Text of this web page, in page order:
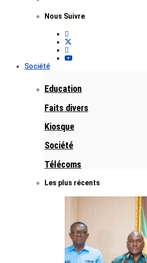
Nous Suivre
Société
Education
Faits divers
Kiosque
Société
Télécoms
Les plus récents